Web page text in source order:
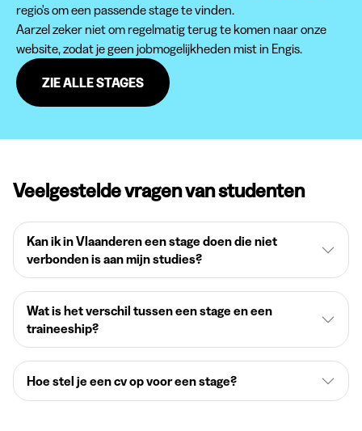
regio's om een passende stage te vinden.
Aarzel zeker niet om regelmatig terug te komen naar onze
website, zodat je geen jobmogelijkheden mist in Engis.
ZIE ALLE STAGES
Veelgestelde vragen van studenten
Kan ik in Vlaanderen een stage doen die niet
verbonden is aan mijn studies?
Wat is het verschil tussen een stage en een
traineeship?
Hoe stel je een cv op voor een stage?